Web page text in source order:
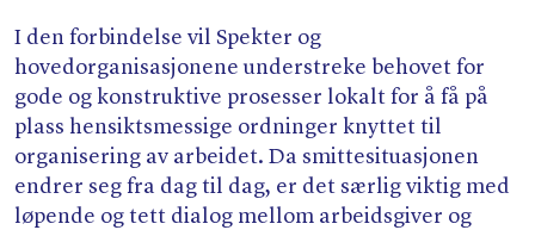
I den forbindelse vil Spekter og
hovedorganisasjonene understreke behovet for
gode og konstruktive prosesser lokalt for å få på
plass hensiktsmessige ordninger knyttet til
organisering av arbeidet. Da smittesituasjonen
endrer seg fra dag til dag, er det særlig viktig med
løpende og tett dialog mellom arbeidsgiver og